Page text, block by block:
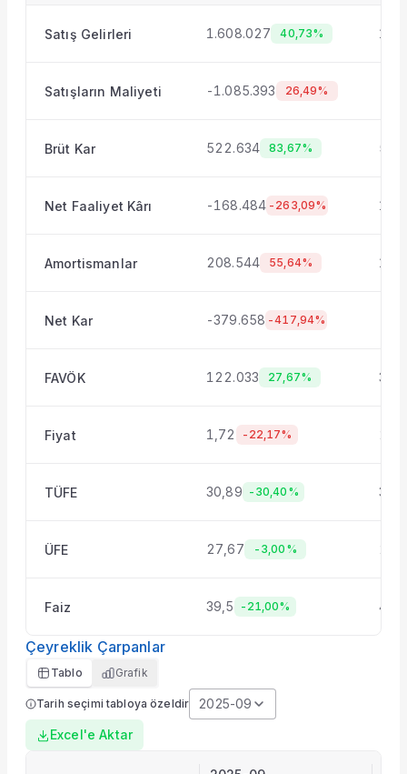
Satış Gelirleri 1.608.027 40,73%
Satışların Maliyeti -1.085.393 26,49%
Brüt Kar 522.634 83,67%
Net Faaliyet Kârı -168.484 -263,09%
Amortismanlar 208.544 55,64%
Net Kar -379.658 -417,94%
FAVÖK 122.033 27,67%
Fiyat 1,72 -22,17%
TÜFE 30,89 -30,40%
ÜFE 27,67 -3,00%
Faiz 39,5 -21,00% 43
Çeyreklik Çarpanlar
Tablo Grafik
Tarih seçimi tabloya özeldir
2025-09
Excel'e Aktar